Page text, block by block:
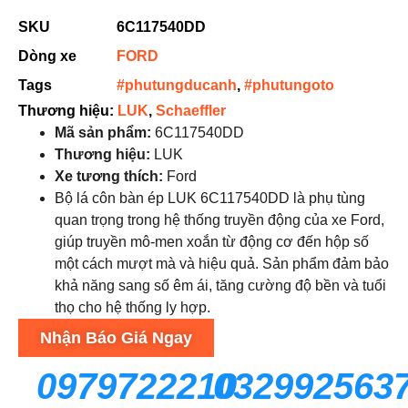
SKU
6C117540DD
Dòng xe
FORD
Tags
#phutungducanh, #phutungoto
Thương hiệu: LUK, Schaeffler
Mã sản phẩm: 6C117540DD
Thương hiệu: LUK
Xe tương thích: Ford
Bộ lá côn bàn ép LUK 6C117540DD là phụ tùng
quan trọng trong hệ thống truyền động của xe Ford,
giúp truyền mô-men xoắn từ động cơ đến hộp số
một cách mượt mà và hiệu quả. Sản phẩm đảm bảo
khả năng sang số êm ái, tăng cường độ bền và tuổi
thọ cho hệ thống ly hợp.
Nhận Báo Giá Ngay
0979722210